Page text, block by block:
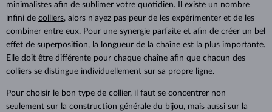
minimalistes afin de sublimer votre quotidien. Il existe un nombre
infini de colliers, alors n'ayez pas peur de les expérimenter et de les
combiner entre eux. Pour une synergie parfaite et afin de créer un bel
effet de superposition, la longueur de la chaîne est la plus importante.
Elle doit être différente pour chaque chaîne afin que chacun des
colliers se distingue individuellement sur sa propre ligne.
Pour choisir le bon type de collier, il faut se concentrer non
seulement sur la construction générale du bijou, mais aussi sur la